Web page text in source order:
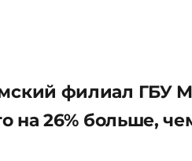
филиал ГБУ
на 26% больше,